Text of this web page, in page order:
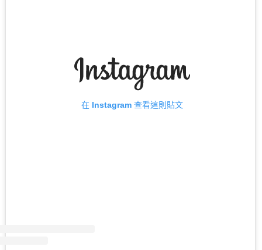
在 Instagram 查看這則貼文